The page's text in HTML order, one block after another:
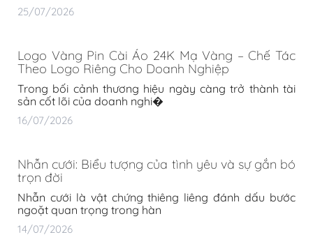
25/07/2026
Logo Vàng Pin Cài Áo 24K Mạ Vàng – Chế Tác
Theo Logo Riêng Cho Doanh Nghiệp
Trong bối cảnh thương hiệu ngày càng trở thành tài
sản cốt lõi của doanh nghi�
16/07/2026
Nhẫn cưới: Biểu tượng của tình yêu và sự gắn bó
trọn đời
Nhẫn cưới là vật chứng thiêng liêng đánh dấu bước
ngoặt quan trọng trong hàn
14/07/2026